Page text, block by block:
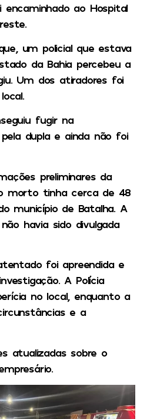
ao Hospital
um policial que estava
da Bahia percebeu a
Um dos atiradores foi
fugir na
dupla e ainda não foi
preliminares da
morto tinha cerca de 48
município de Batalha. A
havia sido divulgada
foi apreendida e
A Polícia
no local, enquanto a
e a
atualizadas sobre o